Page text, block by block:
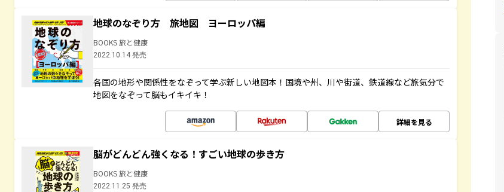
地球のなぞり方 旅地図 ヨーロッパ編
BOOKS 旅と健康
2022.10.14 発売
各国の地形や関係性をなぞって学ぶ新しい地図本！国境や州、川や街道、鉄道線など旅気分で
地図をなぞって脳もイキイキ！
詳細を見る
脳がどんどん強くなる！すごい地球の歩き方
BOOKS 旅と健康
2022.11.25 発売